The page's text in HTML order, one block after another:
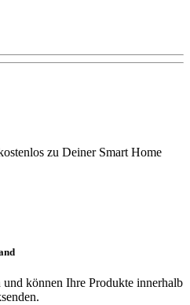
zu Deiner Smart Home
und können Ihre Produkte innerhalb